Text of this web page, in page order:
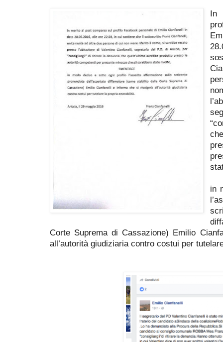
In
in
Corte Suprema di Cassazione) Emilio
all’autorità giudiziaria contro costui per